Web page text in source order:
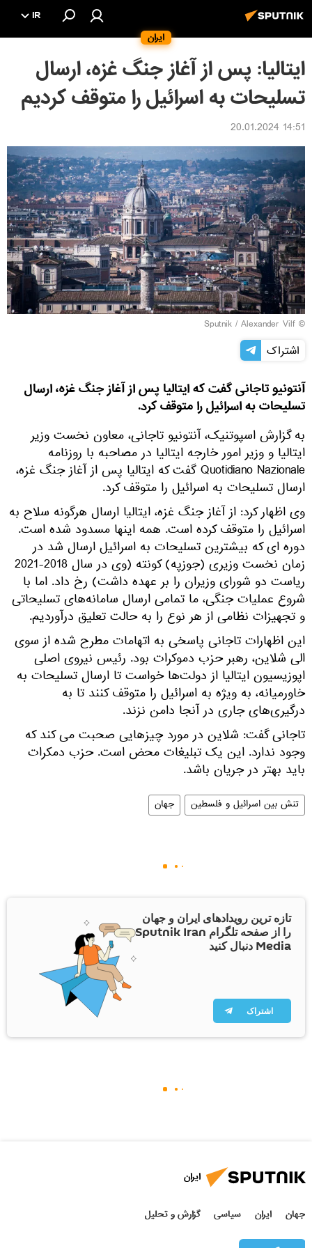
ایران
IR
ایتالیا: پس از آغاز جنگ غزه، ارسال
تسلیحات به اسرائیل را متوقف کردیم
14:51 20.01.2024
© Sputnik / Alexander Vilf
اشتراک
آنتونیو تاجانی گفت که ایتالیا پس از آغاز جنگ غزه، ارسال
تسلیحات به اسرائیل را متوقف کرد.
به گزارش اسپوتنیک، آنتونیو تاجانی، معاون نخست وزیر
ایتالیا و وزیر امور خارجه ایتالیا در مصاحبه با روزنامه
Quotidiano Nazionale گفت که ایتالیا پس از آغاز جنگ غزه،
ارسال تسلیحات به اسرائیل را متوقف کرد.
وی اظهار کرد: از آغاز جنگ غزه، ایتالیا ارسال هرگونه سلاح به
اسرائیل را متوقف کرده است. همه اینها مسدود شده است.
دوره ای که بیشترین تسلیحات به اسرائیل ارسال شد در
زمان نخست وزیری (جوزپه) کونته (وی در سال 2018-2021
ریاست دو شورای وزیران را بر عهده داشت) رخ داد. اما با
شروع عملیات جنگی، ما تمامی ارسال سامانه‌های تسلیحاتی
و تجهیزات نظامی از هر نوع را به حالت تعلیق درآوردیم.
این اظهارات تاجانی پاسخی به اتهامات مطرح شده از سوی
الی شلاین، رهبر حزب دموکرات بود. رئیس نیروی اصلی
اپوزیسیون ایتالیا از دولت‌ها خواست تا ارسال تسلیحات به
خاورمیانه، به ویژه به اسرائیل را متوقف کنند تا به
درگیری‌های جاری در آنجا دامن نزند.
تاجانی گفت: شلاین در مورد چیزهایی صحبت می کند که
وجود ندارد. این یک تبلیغات محض است. حزب دمکرات
باید بهتر در جریان باشد.
تنش بین اسرائیل و فلسطین جهان
تازه ترین رویدادهای ایران و جهان
را از صفحه تلگرام Sputnik Iran
Media دنبال کنید
اشتراک
ایران
جهان ایران سیاسی گزارش و تحلیل